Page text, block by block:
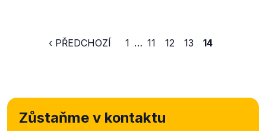
‹ PŘEDCHOZÍ 1 … 11 12 13 14
Zůstaňme v kontaktu